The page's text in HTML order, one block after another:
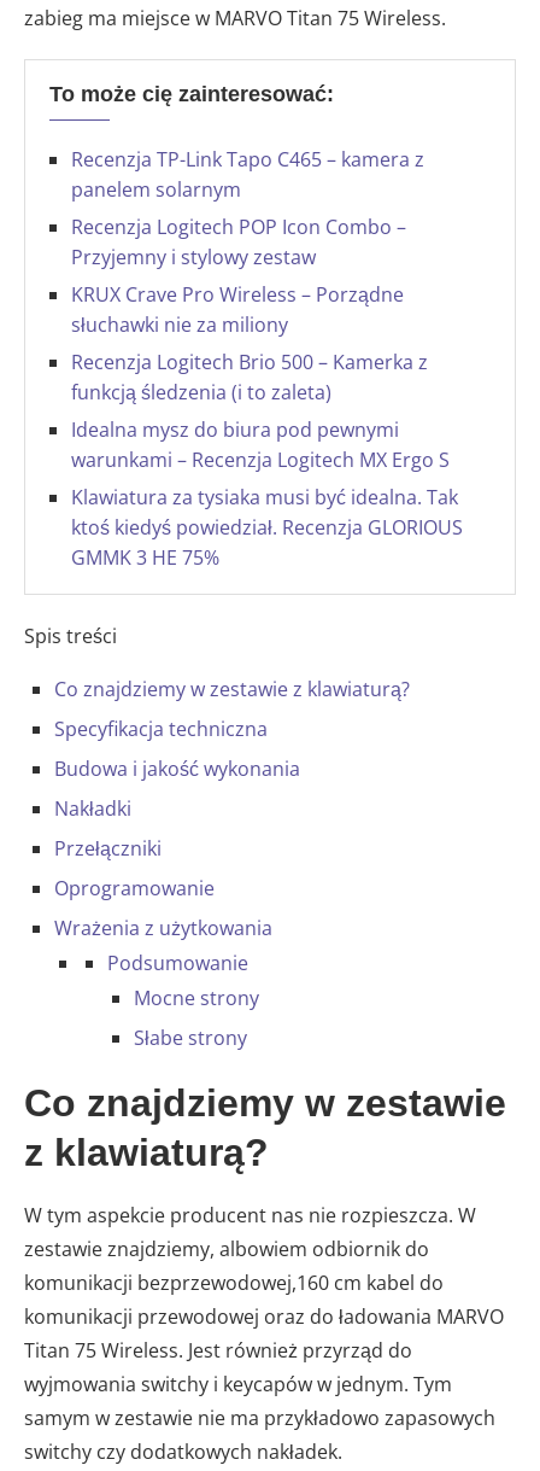
zabieg ma miejsce w MARVO Titan 75 Wireless.
To może cię zainteresować:
Recenzja TP-Link Tapo C465 – kamera z
panelem solarnym
Recenzja Logitech POP Icon Combo –
Przyjemny i stylowy zestaw
KRUX Crave Pro Wireless – Porządne
słuchawki nie za miliony
Recenzja Logitech Brio 500 – Kamerka z
funkcją śledzenia (i to zaleta)
Idealna mysz do biura pod pewnymi
warunkami – Recenzja Logitech MX Ergo S
Klawiatura za tysiaka musi być idealna. Tak
ktoś kiedyś powiedział. Recenzja GLORIOUS
GMMK 3 HE 75%
Spis treści
Co znajdziemy w zestawie z klawiaturą?
Specyfikacja techniczna
Budowa i jakość wykonania
Nakładki
Przełączniki
Oprogramowanie
Wrażenia z użytkowania
Podsumowanie
Mocne strony
Słabe strony
Co znajdziemy w zestawie
z klawiaturą?
W tym aspekcie producent nas nie rozpieszcza. W
zestawie znajdziemy, albowiem odbiornik do
komunikacji bezprzewodowej,160 cm kabel do
komunikacji przewodowej oraz do ładowania MARVO
Titan 75 Wireless. Jest również przyrząd do
wyjmowania switchy i keycapów w jednym. Tym
samym w zestawie nie ma przykładowo zapasowych
switchy czy dodatkowych nakładek.